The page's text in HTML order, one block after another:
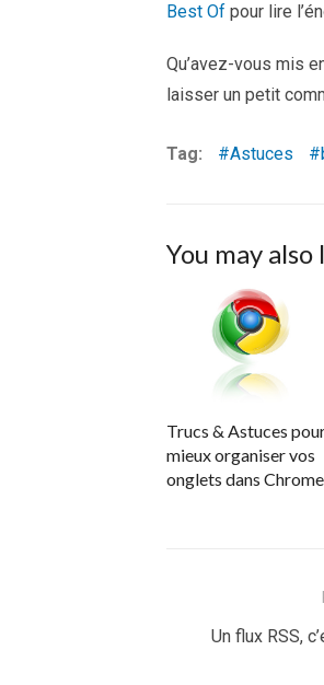
Best Of pour lire
Qu’avez-vous mis
laisser un petit
Tag: Astuces
You may also
Trucs & Astuces
mieux organiser vos
onglets dans Chrome
Previous
Un flux RSS,